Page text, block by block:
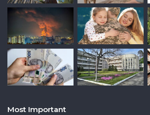
Most Important